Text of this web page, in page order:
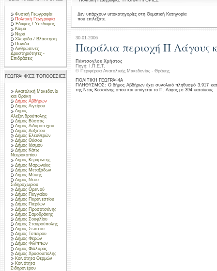
Φυσική Γεωγραφία
Πολιτική Γεωγραφία
Έδαφος / Υπέδαφος
Κλίμα
Νερά
Χλωρίδα / Βλάστηση
Πανίδα
Ανθρώπινες
Δραστηριότητες -
Επιδράσεις
ΓΕΩΓΡΑΦΙΚΕΣ ΤΟΠΟΘΕΣΙΕΣ
Ανατολική Μακεδονία
και Θράκη
Δήμος Αβδήρων
Δήμος Αιγείρου
Δήμος
Αλεξανδρούπολης
Δήμος Βύσσας
Δήμος Διδυμοτείχου
Δήμος Δοξάτου
Δήμος Ελευθερών
Δήμος Θάσου
Δήμος Ιάσμου
Δήμος Κάτω
Νευροκοπίου
Δήμος Κεραμωτής
Δήμος Μαρωνείας
Δήμος Μεταξάδων
Δήμος Μύκης
Δήμος Νέου
Σιδηροχωρίου
Δήμος Ορεινού
Δήμος Παγγαίου
Δήμος Παρανεστίου
Δήμος Πιερέων
Δήμος Προσοτσάνης
Δήμος Σαμοθράκης
Δήμος Σουφλίου
Δήμος Σταυρούπολης
Δήμος Σώστου
Δήμος Τοπείρου
Δήμος Φερών
Δήμος Φιλίππων
Δήμος Φιλλύρας
Δήμος Χρυσούπολης
Κοινότητα Θερμών
Κοινότητα
Σιδηρονέρου
Δεν υπάρχουν υποκατηγορίες στη Θεματική Κατηγορία
που επιλέξατε.
30-01-2006
Παράλια περιοχή Π Λάγους
Πάντσογλου Χρήστος
Πηγή: Ι.Π.Ε.Τ.
© Περιφέρεια Ανατολικής Μακεδονίας - Θράκης
ΠΟΛΙΤΙΚΗ ΓΕΩΓΡΑΦΙΑ
ΠΛΗΘΥΣΜΟΣ: Ο δήμος Αβδήρων έχει συνολικό πληθυσμό 3.917
της Νέας Κεσσάνης όπου και υπάγεται το Π. Λάγος με 394 κατοίκους.